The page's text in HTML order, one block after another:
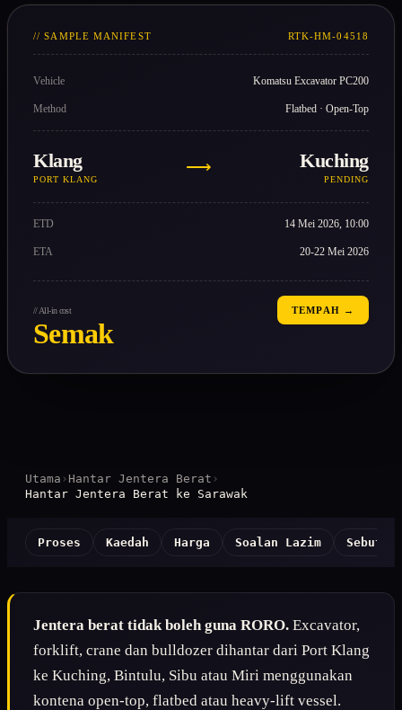
// SAMPLE MANIFEST RTK-HM-04518
Vehicle Komatsu Excavator PC200
Method Flatbed · Open-Top
Klang
PORT KLANG
⟶ Kuching
PENDING
ETD 14 Mei 2026, 10:00
ETA 20-22 Mei 2026
// All-in cost
Semak
TEMPAH →
Utama › Hantar Jentera Berat ›
Hantar Jentera Berat ke Sarawak
Proses Kaedah Harga Soalan Lazim Sebut
Jentera berat tidak boleh guna RORO. Excavator,
forklift, crane dan bulldozer dihantar dari Port Klang
ke Kuching, Bintulu, Sibu atau Miri menggunakan
kontena open-top, flatbed atau heavy-lift vessel.